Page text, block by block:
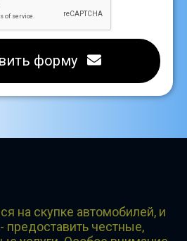
форму
на скупке автомобилей, и
предоставить честные,